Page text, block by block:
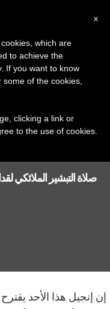
Posts Tagged ‘موهبة’
إن إنجيل هذا الأحد
x
which are
to achieve the
If you want to know
of the cookies,
clicking a link or
to the use of cookies.